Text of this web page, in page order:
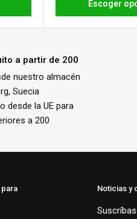
Escoger
a partir de 200
nuestro almacén
Suecia
desde la UE para
a 200
Noticias y